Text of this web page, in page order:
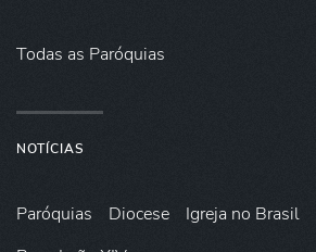
Todas as Paróquias
NOTÍCIAS
Paróquias Diocese Igreja no Brasil